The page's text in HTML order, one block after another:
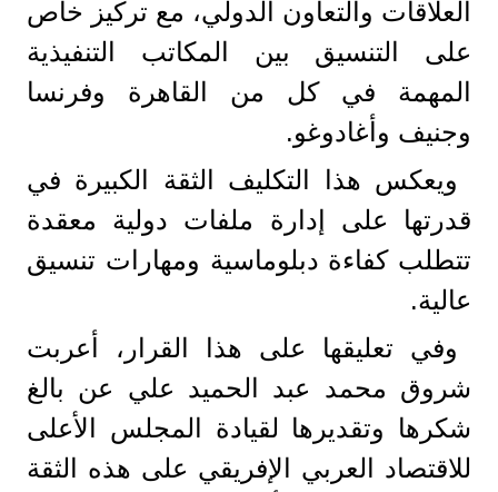
العلاقات والتعاون الدولي، مع تركيز خاص
على التنسيق بين المكاتب التنفيذية
المهمة في كل من القاهرة وفرنسا
وجنيف وأغادوغو.
ويعكس هذا التكليف الثقة الكبيرة في
قدرتها على إدارة ملفات دولية معقدة
تتطلب كفاءة دبلوماسية ومهارات تنسيق
عالية.
وفي تعليقها على هذا القرار، أعربت
شروق محمد عبد الحميد علي عن بالغ
شكرها وتقديرها لقيادة المجلس الأعلى
للاقتصاد العربي الإفريقي على هذه الثقة